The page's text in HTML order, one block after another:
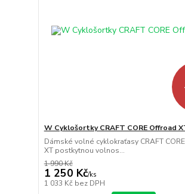
W Cyklošortky CRAFT CORE Offroad
Dámské volné cyklokraťasy CRAFT
XT postkytnou volnos...
1 990 Kč
1 250 Kč/ks
1 033 Kč bez DPH